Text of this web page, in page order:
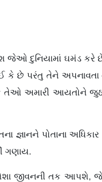
જેઓ દુનિયામાં ઘમંડ
છે પરંતુ તેને અપનાવતા
તેઓ અમારી આયતોને
જ્ઞાનને પોતાના
ગણાય.
જીવનની તક આપશે,